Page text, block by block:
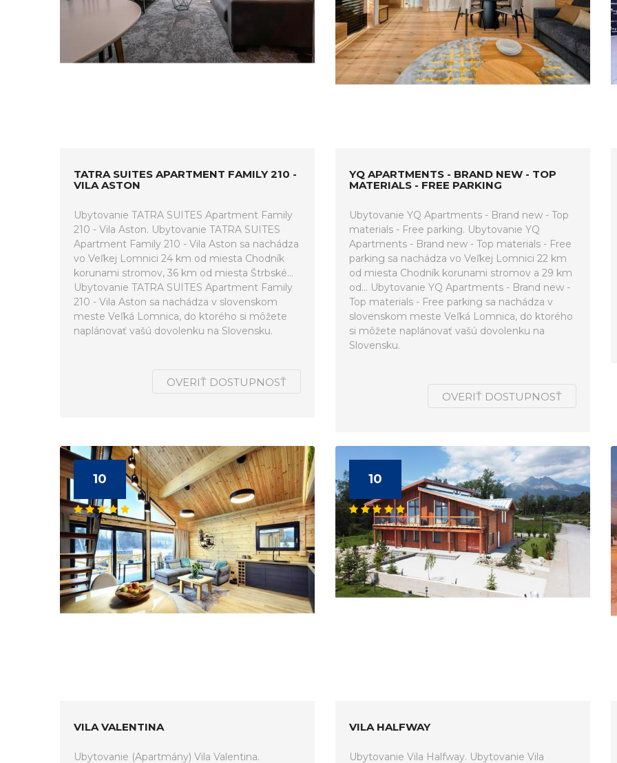
TATRA SUITES APARTMENT FAMILY 210 -
VILA ASTON
Ubytovanie TATRA SUITES Apartment Family
210 - Vila Aston. Ubytovanie TATRA SUITES
Apartment Family 210 - Vila Aston sa nachádza
vo Veľkej Lomnici 24 km od miesta Chodník
korunami stromov, 36 km od miesta Štrbské...
Ubytovanie TATRA SUITES Apartment Family
210 - Vila Aston sa nachádza v slovenskom
meste Veľká Lomnica, do ktorého si môžete
naplánovať vašú dovolenku na Slovensku.
OVERIŤ DOSTUPNOSŤ
YQ APARTMENTS - BRAND NEW - TOP
MATERIALS - FREE PARKING
Ubytovanie YQ Apartments - Brand new - Top
materials - Free parking. Ubytovanie YQ
Apartments - Brand new - Top materials - Free
parking sa nachádza vo Veľkej Lomnici 22 km
od miesta Chodník korunami stromov a 29 km
od... Ubytovanie YQ Apartments - Brand new -
Top materials - Free parking sa nachádza v
slovenskom meste Veľká Lomnica, do ktorého
si môžete naplánovať vašú dovolenku na
Slovensku.
OVERIŤ DOSTUPNOSŤ
10
VILA VALENTINA
Ubytovanie (Apartmány) Vila Valentina.
10
VILA HALFWAY
Ubytovanie Vila Halfway. Ubytovanie Vila